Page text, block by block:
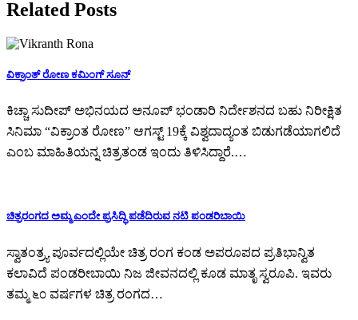
Related Posts
ವಿಕ್ರಾಂತ್ ರೋಣ ಕಮಿಂಗ್ ಸೂನ್
ಕಿಚ್ಚಾ ಸುದೀಪ್ ಅಭಿನಯದ ಅನೂಪ್ ಭಂಡಾರಿ ನಿರ್ದೇಶನದ ಬಹು ನಿರೀಕ್ಷಿತ
ಸಿನಿಮಾ “ವಿಕ್ರಾಂತ ರೋಣ” ಆಗಸ್ಟ್ 19ಕ್ಕೆ ವಿಶ್ವದಾದ್ಯಂತ ಬಿಡುಗಡೆಯಾಗಲಿದೆ
ಎಂಬ ಮಾಹಿತಿಯನ್ನ ಚಿತ್ರತಂಡ ಇಂದು ತಿಳಿಸಿದ್ದಾರೆ.…
ಚಿತ್ರರಂಗದ ಅಮ್ಮ ಎಂದೇ ಪ್ರಸಿದ್ಧಿ ಪಡೆದಿರುವ ನಟಿ ಪಂಡರಿಬಾಯಿ
ಸ್ವಾತಂತ್ರ್ಯ ಪೂರ್ವದಲ್ಲಿಯೇ ಚಿತ್ರ ರಂಗ ಕಂಡ ಅಪರೂಪದ ಪ್ರತಿಭಾನ್ವಿತ
ಕಲಾವಿದೆ ಪಂಡರೀಬಾಯಿ ನಿಜ ಜೀವನದಲ್ಲಿ ಕೂಡ ಮಾತೃ ಸ್ವರೂಪಿ. ಇವರು
ತಮ್ಮ ೬೦ ವರ್ಷಗಳ ಚಿತ್ರ ರಂಗದ…